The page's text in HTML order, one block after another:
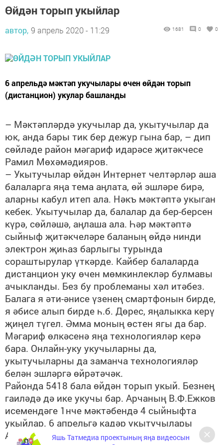
Өйдән торып укыйлар
автор, 9 апрель 2020 - 11:29 1681 0 0
6 апрельдә мәктәп укучылары өчен өйдән торып
(дистанцион) укулар башланды
– Мәктәпләрдә укучылар да, укытучылар да
юк, анда бары тик бер дежур гына бар, – дип
сөйләде район мәгариф идарәсе җитәкчесе
Рамил Мөхәмәдияров.
– Укытучылар өйдән Интернет челтәрләр аша
балаларга яңа тема аңлата, өй эшләре бирә,
аларны кабул итеп ала. Нәкъ мәктәптә укыган
кебек. Укытучылар да, балалар да бер-берсен
күрә, сөйләшә, аңлаша ала. Һәр мәктәптә
сыйныф җитәкчеләре баланың өйдә нинди
электрон җиһаз барлыгы турында
сораштырулар үткәрде. Кайбер балаларда
дистанцион уку өчен мөмкинлекләр булмавы
ачыкланды. Без бу проблеманы хәл итәбез.
Балага я әти-әнисе үзенең смартфонын бирде,
я әбисе алып бирде һ.б. Дөрес, яңалыкка керү
җиңел түгел. Әмма моның өстен ягы да бар.
Мәгариф өлкәсенә яңа технологияләр керә
бара. Онлайн-уку укучыларны да,
укытучыларны да заманча технологияләр
белән эшләргә өйрәтәчәк.
Районда 5418 бала өйдән торып укый. Безнең
гаиләдә дә ике укучы бар. Арчаның В.Ф.Ежков
исемендәге 1нче мәктәбендә 4 сыйныфта
укыйлар. 6 апрельгә кадәр укытучылары
Альбина Гайнетдинова балаларны әкренләп
Яшь Татмедиа проектының яңа видеосын